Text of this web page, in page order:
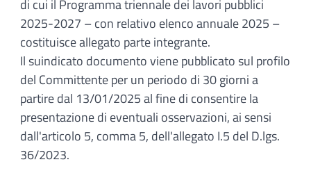
di cui il Programma triennale dei lavori pubblici
2025-2027 – con relativo elenco annuale 2025 –
costituisce allegato parte integrante.
Il suindicato documento viene pubblicato sul profilo
del Committente per un periodo di 30 giorni a
partire dal 13/01/2025 al fine di consentire la
presentazione di eventuali osservazioni, ai sensi
dall'articolo 5, comma 5, dell'allegato I.5 del D.lgs.
36/2023.